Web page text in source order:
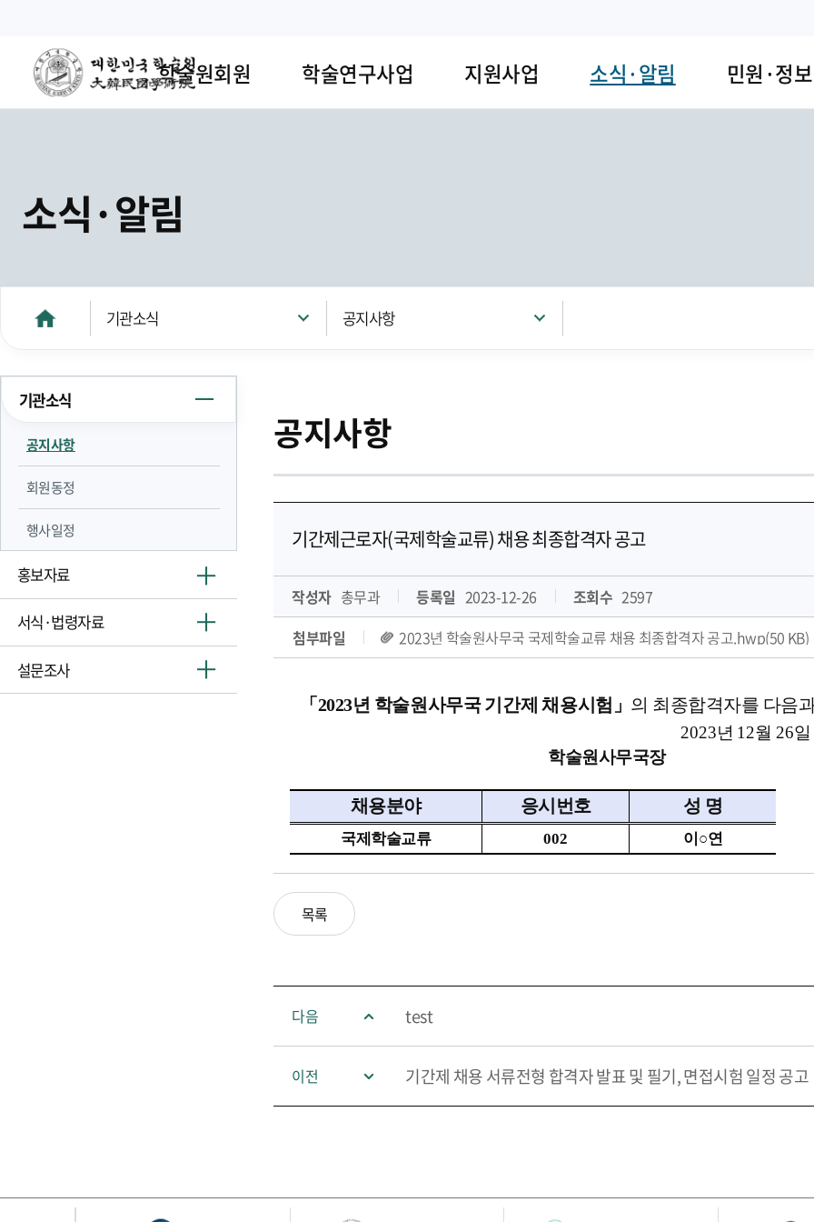
학술원회원 학술연구사업 지원사업 소식·알림 민원·정보
소식·알림
기관소식 공지사항
기관소식
공지사항
회원동정
행사일정
홍보자료
서식·법령자료
설문조사
공지사항
기간제근로자(국제학술교류) 채용 최종합격자 공고
작성자 총무과 등록일 2023-12-26 조회수 2597
첨부파일
2023년 학술원사무국 국제학술교류 채용 최종합격자 공고.hwp(50 KB)
「 2023년 학술원사무국 기간제 채용시험 」 의 최종합격자를 다음
2023년 12월 26일
학술원사무국장
채용분야 응시번호 성 명
국제학술교류 002 이 ○연
목록
다음 test
이전 기간제 채용 서류전형 합격자 발표 및 필기, 면접시험 일정 공고